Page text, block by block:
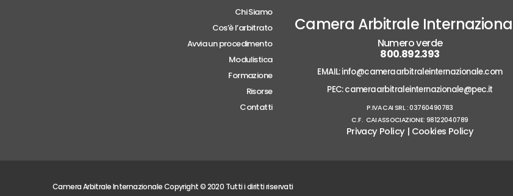
Chi Siamo
Cos’è l’arbitrato
Avvia un procedimento
Modulistica
Formazione
Risorse
Contatti
Camera Arbitrale
Numero verde
800.892.393
EMAIL:info@cameraarbitraleinternazionale.com
PEC:cameraarbitraleinternazionale@pec.it
P.IVA CAI SRL : 03760490783
C.F. CAI ASSOCIAZIONE: 98122040789
Privacy Policy| Cookies Policy
Camera Arbitrale Internazionale Copyright © 2020 Tutti i diritti riservati